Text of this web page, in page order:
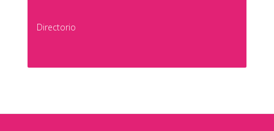
Directorio